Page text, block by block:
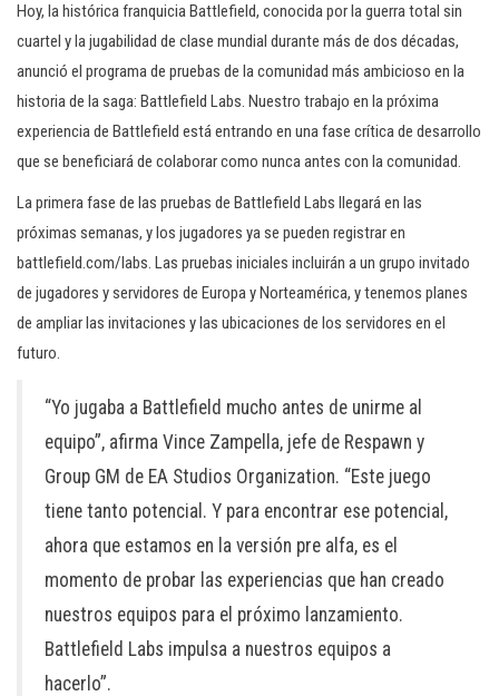
Hoy, la histórica franquicia Battlefield, conocida por la guerra total sin
cuartel y la jugabilidad de clase mundial durante más de dos décadas,
anunció el programa de pruebas de la comunidad más ambicioso en la
historia de la saga: Battlefield Labs. Nuestro trabajo en la próxima
experiencia de Battlefield está entrando en una fase crítica de desarrollo
que se beneficiará de colaborar como nunca antes con la comunidad.
La primera fase de las pruebas de Battlefield Labs llegará en las
próximas semanas, y los jugadores ya se pueden registrar en
battlefield.com/labs. Las pruebas iniciales incluirán a un grupo invitado
de jugadores y servidores de Europa y Norteamérica, y tenemos planes
de ampliar las invitaciones y las ubicaciones de los servidores en el
futuro.
“Yo jugaba a Battlefield mucho antes de unirme al
equipo”, afirma Vince Zampella, jefe de Respawn y
Group GM de EA Studios Organization. “Este juego
tiene tanto potencial. Y para encontrar ese potencial,
ahora que estamos en la versión pre alfa, es el
momento de probar las experiencias que han creado
nuestros equipos para el próximo lanzamiento.
Battlefield Labs impulsa a nuestros equipos a
hacerlo”.